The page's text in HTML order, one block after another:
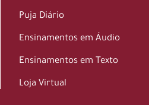
Puja Diário
Ensinamentos em Áudio
Ensinamentos em Texto
Loja Virtual